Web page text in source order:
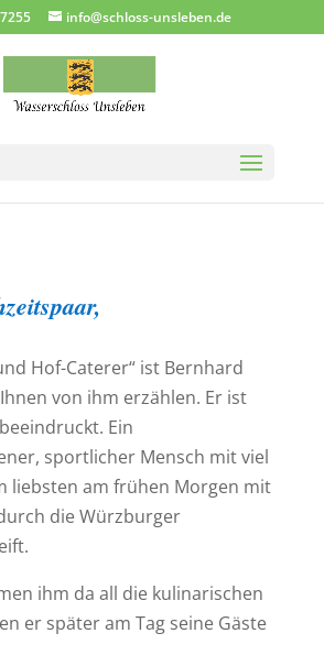
info@schloss-unsleben.de
Hof-Caterer“ ist Bernhard
von ihm erzählen. Er ist
Ein
sportlicher Mensch mit viel
liebsten am frühen Morgen mit
die Würzburger
ihm da all die kulinarischen
er später am Tag seine Gäste